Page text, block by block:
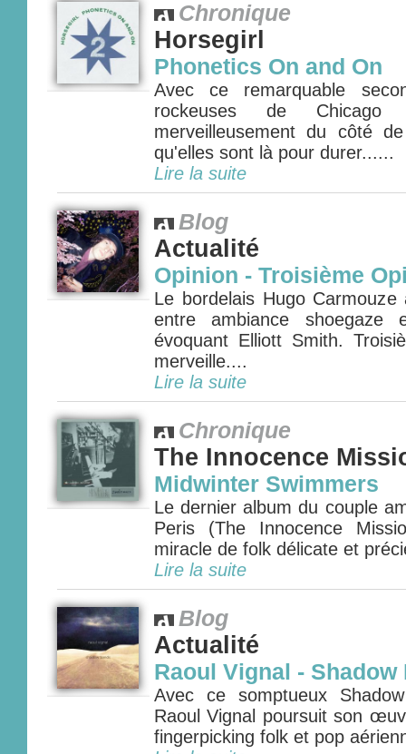
Chronique
Horsegirl
Phonetics On and On
Avec ce remarquable
rockeuses de Chicago
merveilleusement du côté
qu'elles sont là pour durer......
Lire la suite
Blog
Actualité
Opinion - Troisième
Le bordelais Hugo Carmouze
entre ambiance shoegaze
évoquant Elliott Smith.
merveille....
Lire la suite
Chronique
The Innocence
Midwinter Swimmers
Le dernier album du couple
Peris (The Innocence
miracle de folk délicate et
Lire la suite
Blog
Actualité
Raoul Vignal - Shadow
Avec ce somptueux
Raoul Vignal poursuit son
fingerpicking folk et pop